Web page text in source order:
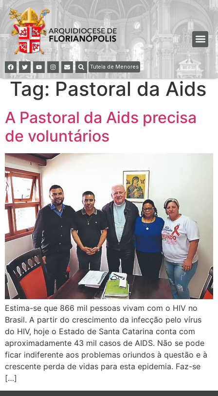
Tutela de Menores
Tag: Pastoral da Aids
A Pastoral da Aids precisa
de voluntários
Estima-se que 866 mil pessoas vivam com o HIV no
Brasil. A partir do crescimento da infecção pelo vírus
do HIV, hoje o Estado de Santa Catarina conta com
aproximadamente 43 mil casos de AIDS. Não se pode
ficar indiferente aos problemas oriundos à questão e à
crescente perda de vidas para esta epidemia. Faz-se
[…]